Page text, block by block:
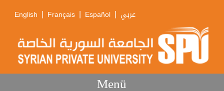
English | Français | Español | عربي
Menü